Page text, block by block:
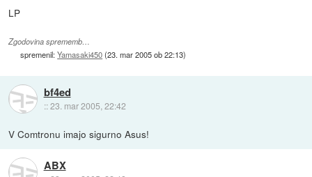
LP
Zgodovina sprememb…
spremenil:Yamasaki450(23. mar 2005 ob 22:13)
bf4ed
::23. mar 2005, 22:42
V Comtronu imajo sigurno Asus!
ABX